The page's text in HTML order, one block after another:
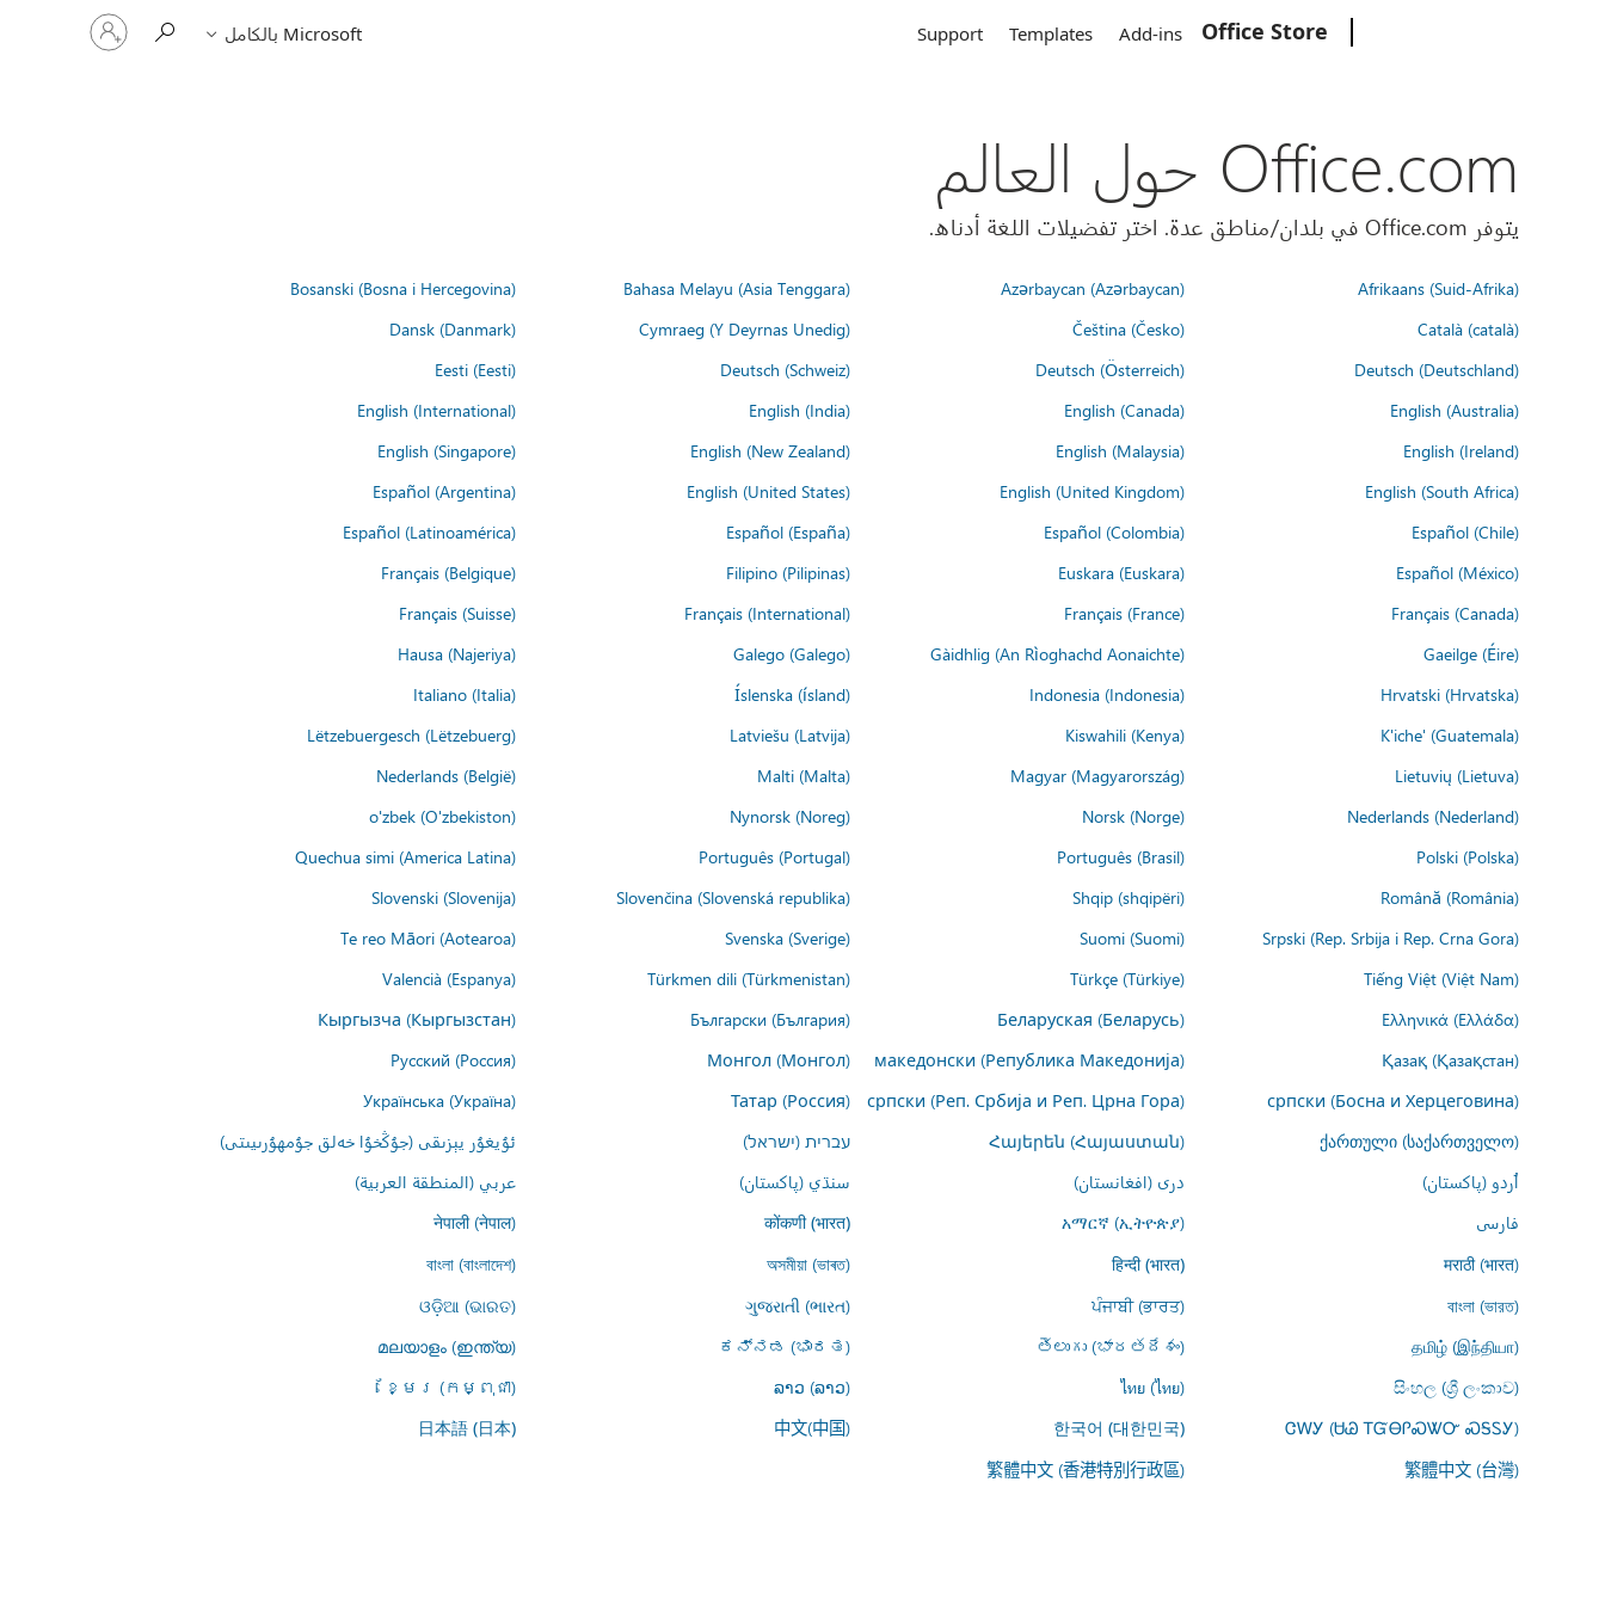
Office Store
Add-ins
Templates
Support Microsoft بالكامل
تسجيل
الدخول
إلى
Office.com حول العالم
يتوفر Office.com في بلدان/مناطق عدة. اختر تفضيلات اللغة أدناه.
Afrikaans (Suid-Afrika)
Azərbaycan (Azərbaycan)
Bahasa Melayu (Asia Tenggara)
Bosanski (Bosna i Hercegovina)
Català (català)
Čeština (Česko)
Cymraeg (Y Deyrnas Unedig)
Dansk (Danmark)
Deutsch (Deutschland)
Deutsch (Österreich)
Deutsch (Schweiz)
Eesti (Eesti)
English (Australia)
English (Canada)
English (India)
English (International)
English (Ireland)
English (Malaysia)
English (New Zealand)
English (Singapore)
English (South Africa)
English (United Kingdom)
English (United States)
Español (Argentina)
Español (Chile)
Español (Colombia)
Español (España)
Español (Latinoamérica)
Español (México)
Euskara (Euskara)
Filipino (Pilipinas)
Français (Belgique)
Français (Canada)
Français (France)
Français (International)
Français (Suisse)
Gaeilge (Éire)
Gàidhlig (An Rìoghachd Aonaichte)
Galego (Galego)
Hausa (Najeriya)
Hrvatski (Hrvatska)
Indonesia (Indonesia)
Íslenska (ísland)
Italiano (Italia)
K'iche' (Guatemala)
Kiswahili (Kenya)
Latviešu (Latvija)
Lëtzebuergesch (Lëtzebuerg)
Lietuvių (Lietuva)
Magyar (Magyarország)
Malti (Malta)
Nederlands (België)
Nederlands (Nederland)
Norsk (Norge)
Nynorsk (Noreg)
o'zbek (O'zbekiston)
Polski (Polska)
Português (Brasil)
Português (Portugal)
Quechua simi (America Latina)
Română (România)
Shqip (shqipëri)
Slovenčina (Slovenská republika)
Slovenski (Slovenija)
Srpski (Rep. Srbija i Rep. Crna Gora)
Suomi (Suomi)
Svenska (Sverige)
Te reo Māori (Aotearoa)
Tiếng Việt (Việt Nam)
Türkçe (Türkiye)
Türkmen dili (Türkmenistan)
Valencià (Espanya)
Ελληνικά (Ελλάδα)
Беларуская (Беларусь)
Български (България)
Кыргызча (Кыргызстан)
Қазақ (Қазақстан)
македонски (Република Македонија)
Монгол (Монгол)
Русский (Россия)
српски (Босна и Херцеговина)
српски (Реп. Србија и Реп. Црна Гора)
Татар (Россия)
Українська (Україна)
ქართული (საქართველო)
Հայերեն (Հայաստան) עברית (ישראל)
ئۇيغۇر يېزىقى (جۇڭخۇا خەلق جۇمھۇرىيىتى)
اُردو (پاکستان)
درى (افغانستان) سنڌي (پاکستان)
عربي (المنطقة العربية)
فارسى
አማርኛ (ኢትዮጵያ)
कोंकणी (भारत)
नेपाली (नेपाल)
मराठी (भारत)
हिन्दी (भारत)
অসমীয়া (ভাৰত)
বাংলা (বাংলাদেশ)
বাংলা (ভারত)
ਪੰਜਾਬੀ (ਭਾਰਤ)
ગુજરાતી (ભારત)
ଓଡ଼ିଆ (ଭାରତ)
தமிழ் (இந்தியா)
తెలుగు (భారతదేశం)
ಕನ್ನಡ (ಭಾರತ)
മലയാളം (ഇന്ത്യ)
සිංහල (ශ්‍රී ලංකාව)
ไทย (ไทย)
ລາວ (ລາວ)
ខ្មែរ (កម្ពុជា)
ᏣᎳᎩ (ᏌᏊ ᎢᏳᎾᎵᏍᏔᏅ ᏍᎦᏚᎩ)
한국어 (대한민국)
中文(中国)
日本語 (日本)
繁體中文 (台灣)
繁體中文 (香港特別行政區)